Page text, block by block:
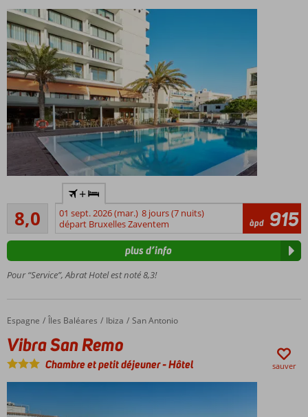
Excellent
qualité-
prix
Emplacement
central
À
quelques
pas des
sunset
bars les
plus
prisés
avec
8,0Très bon
4
commentaires
+
01 sept. 2026 (mar.) 8 jours (7 nuits)
départ Bruxelles Zaventem
àpd 915
Pour “Service”, Abrat Hotel est noté 8,3!
plus d’info
Accueil
Espagne Îles Baléares Ibiza San Antonio
Vibra San Remo
Vibra San Remo
Chambre et petit déjeuner-Hôtel sauver